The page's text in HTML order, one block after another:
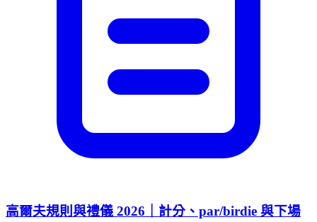
高爾夫規則與禮儀 2026｜計分、par/birdie 與下場